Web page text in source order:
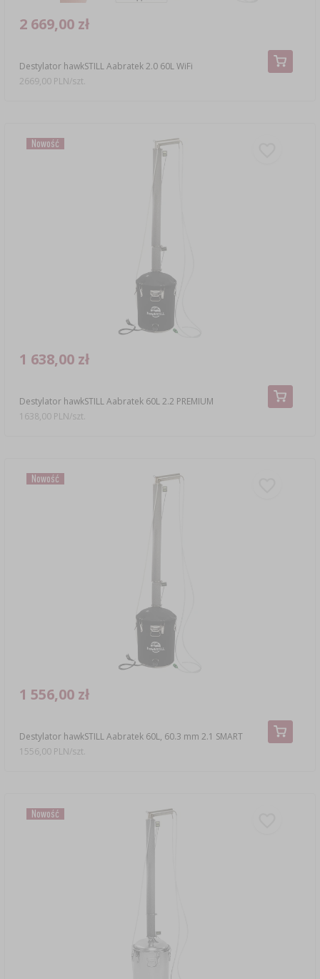
Destylator hawkSTILL Aabratek 2.0 60L WiFi
2 669,00 zł
2669,00 PLN/szt.
Nowość
Destylator hawkSTILL Aabratek 60L 2.2 PREMIUM
1 638,00 zł
1638,00 PLN/szt.
Nowość
Destylator hawkSTILL Aabratek 60L, 60.3 mm 2.1 SMART
1 556,00 zł
1556,00 PLN/szt.
Nowość